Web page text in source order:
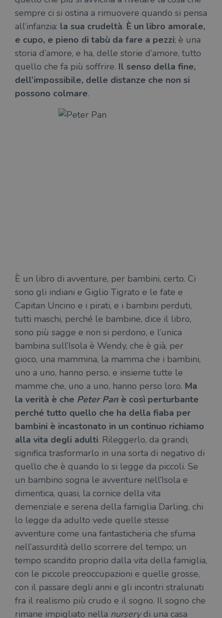
sempre ci si ostina a rimuovere quando si pensa
all’infanzia: la sua crudeltà. È un libro amorale,
e cupo, e pieno di tabù da fare a pezzi; è una
storia d’amore, e ha, delle storie d’amore, tutto
quello che fa più soffrire. Il senso della fine,
dell’impossibile, delle distanze che non si
possono colmare.
È un libro di avventure, per bambini, certo. Ci
sono gli indiani e Giglio Tigrato e le fate e
Capitan Uncino e i pirati, e i bambini perduti,
tutti maschi, perché le bambine, dice il libro,
sono più sagge e non si perdono, e l’unica
bambina sull’Isola è Wendy, che è già, per
gioco, una mammina, la mamma che i bambini,
uno a uno, hanno perso, e insieme tutte le
mamme che, uno a uno, hanno perso loro. Ma
la verità è che Peter Pan è così perturbante
perché tutto quello che ha della fiaba per
bambini è incastonato in un continuo richiamo
alla vita degli adulti. Rileggerlo, da grandi,
significa trasformarlo in una sorta di negativo di
quello che è quando lo si legge da piccoli. Se
un bambino sogna le avventure nell’Isola e
dimentica, quasi, la cornice della vita
demenziale e serena della famiglia Darling, chi
lo legge da adulto vede quelle stesse
avventure come una fantasticheria che sfuma
nell’assurdità dello scorrere del tempo; un
tempo scandito proprio dalla vita della famiglia,
con le piccole preoccupazioni e quelle grosse,
con il passare degli anni e gli incontri stralunati
fra il realismo più crudo e il sogno. Il sogno che
rimane impigliato nella nurserydi una casa